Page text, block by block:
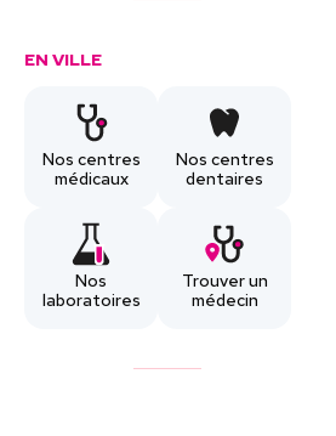
EN VILLE
Nos centres
médicaux
Nos centres
dentaires
Nos
laboratoires
Trouver un
médecin